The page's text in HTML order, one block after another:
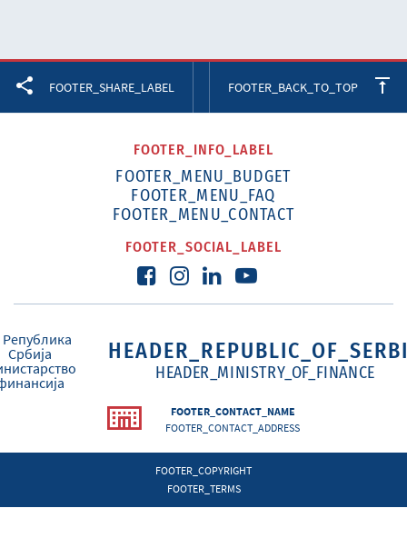
FOOTER_SHARE_LABEL FOOTER_BACK_TO_TOP
FOOTER_INFO_LABEL
FOOTER_MENU_BUDGET
FOOTER_MENU_FAQ
FOOTER_MENU_CONTACT
FOOTER_SOCIAL_LABEL
HEADER_MINISTRY_OF_FINANCE
FOOTER_CONTACT_NAME
FOOTER_CONTACT_ADDRESS
FOOTER_COPYRIGHT
FOOTER_TERMS